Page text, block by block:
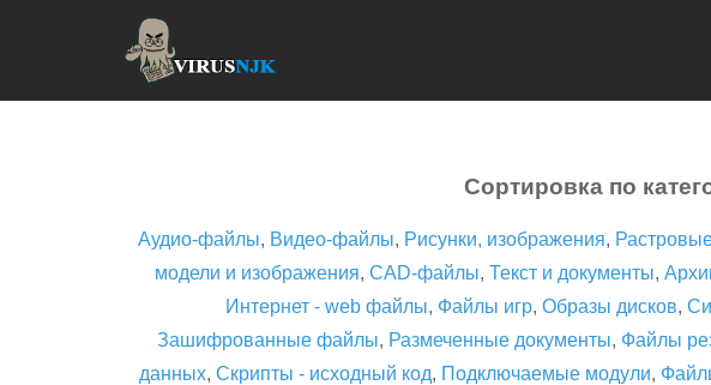
Сортировка по
Аудио-файлы, Видео-файлы, Рисунки, изображения,
модели и изображения, CAD-файлы, Текст и документы,
Интернет - web файлы, Файлы игр, Образы дисков,
Зашифрованные файлы, Размеченные документы, Файлы
данных, Скрипты - исходный код, Подключаемые модули,